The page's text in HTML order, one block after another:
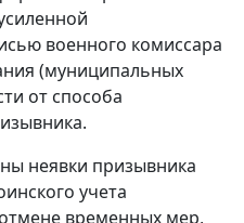
военного комиссара
(муниципальных
от способа
неявки призывника
учета
временных мер,